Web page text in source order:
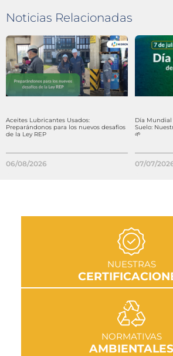
Noticias Relacionadas
Aceites Lubricantes Usados:
Preparándonos para los nuevos desafíos
de la Ley REP
06/08/2026
Día Mundial
Suelo:
🌱
07/07/
NUESTRAS
IR A SECCIÓN
NORMATIVAS
AMBIENTALES
IR A SECCIÓN